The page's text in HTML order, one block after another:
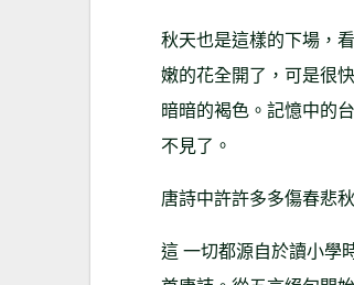
秋天也是這樣的下場，
嫩的花全開了，可是很
暗暗的褐色。記憶中的
不見了。
唐詩中許許多多傷春悲
這 一切都源自於讀小學